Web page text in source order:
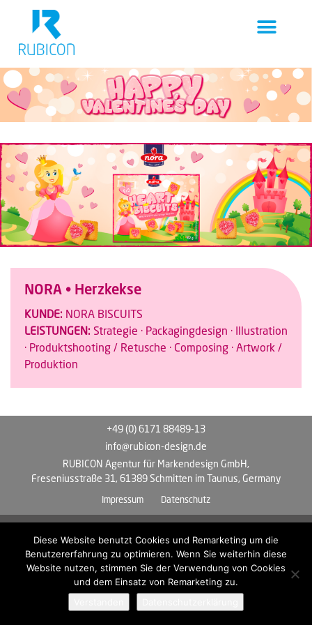
NORA • Herzkekse
KUNDE: NORA BISCUITS
LEISTUNGEN: Strategie · Packagingdesign · Illustration
· Produktshooting / Retusche · Composing · Artwork /
Produktion
+49 (0) 6171 88489-13
info@rubicon-design.de
RUBICON Agentur für Markendesign GmbH,
Freseniusstraße 31, 61389 Schmitten im Taunus, Germany
Impressum Datenschutz
© 2026- RUBICON Agentur für Markendesign GmbH
Diese Website benutzt Cookies und Remarketing um die
Benutzererfahrung zu optimieren. Wenn Sie weiterhin diese
Website nutzen, stimmen Sie der Verwendung von Cookies
und dem Einsatz von Remarketing zu.